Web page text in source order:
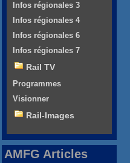
Infos régionales 3
Infos régionales 4
Infos régionales 6
Infos régionales 7
Rail TV
Programmes
Visionner
Rail-Images
AMFG Articles